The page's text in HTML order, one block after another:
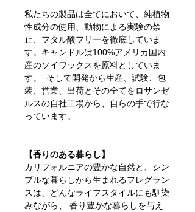
私たちの製品は全てにおいて、純植物
性成分の使用、動物による実験の禁
止、フタル酸フリーを徹底していま
す。キャンドルは100%アメリカ国内
産のソイワックスを原料としていま
す。 そして開発から生産、試験、包
装、営業、出荷とその全てをロサンゼ
ルスの自社工場から、自らの手で行な
っています。
【香りのある暮らし】
カリフォルニアの豊かな自然と、シン
プルな暮らしから生まれるフレグラン
スは、どんなライフスタイルにも馴染
みながら、 香り豊かな暮らしを与え